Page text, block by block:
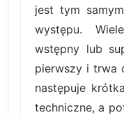
jest tym
występu.
wstępny lub
pierwszy i trwa
następuje
techniczne, a